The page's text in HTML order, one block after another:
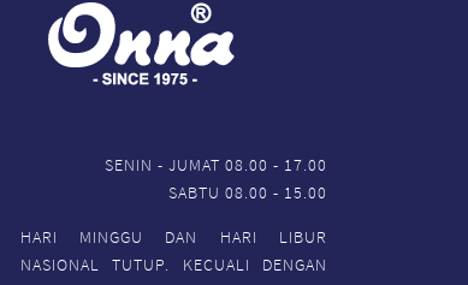
SENIN - JUMAT 08.00 - 17.00
SABTU 08.00 - 15.00
HARI MINGGU DAN HARI LIBUR
NASIONAL TUTUP. KECUALI DENGAN